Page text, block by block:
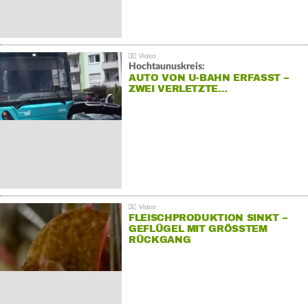
Hochtaunuskreis:
AUTO VON U-BAHN ERFASST –
ZWEI VERLETZTE…
FLEISCHPRODUKTION SINKT –
GEFLÜGEL MIT GRÖSSTEM R
ÜCKGANG